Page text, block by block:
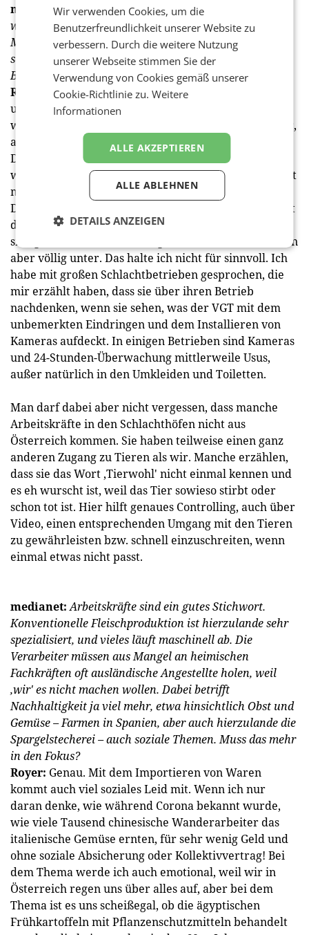
medianet:Das Siegel ist aber auch deshalb umstritten,
weil der Verein gegen Tierfabriken (VGT) in den letzten
Monaten und Jahren einige, ich kann es nicht anders
sagen, Grauslichkeiten aufgedeckt hat – auch bei AMA-
Betrieben. Helfen oder schaden diese Aufdeckungen?
Royer:
Wir wissen alle, wie schnell man fahren darf,
und dass auf der Autobahn Tempo 130 kontrolliert
wird. Dennoch fahren Menschen manchmal schneller,
auch viel zu schnell. So ist das auch bei den Höfen.
Dass Gesetzesverstöße aufgedeckt und geahndet
werden, ist wichtig, die Art Weise, wie das passiert, ist
meiner Meinung nach aber nicht immer zielführend.
Denn schwarze Schafe gibt es immer, aber 99 Prozent
der Bauern arbeiten sehr sorgfältig und kümmern
sich gut um ihre Tiere – die gehen in diesen Skandalen
aber völlig unter. Das halte ich nicht für sinnvoll. Ich
habe mit großen Schlacht­betrieben gesprochen, die
mir erzählt haben, dass sie über ­ihren Betrieb
nachdenken, wenn sie sehen, was der VGT mit dem
unbemerkten Eindringen und dem Installieren von
Kameras aufdeckt. In einigen Betrieben sind Kameras
und 24-Stunden-Überwachung mittlerweile Usus,
außer natürlich in den Umkleiden und Toiletten.
Man darf dabei aber nicht vergessen, dass manche
Arbeitskräfte in den Schlachthöfen nicht aus
Österreich kommen. Sie haben teilweise einen ganz
anderen Zugang zu Tieren als wir. Manche erzählen,
dass sie das Wort ‚Tierwohl' nicht einmal kennen und
es eh wurscht ist, weil das Tier sowieso stirbt oder
schon tot ist. Hier hilft genaues Controlling, auch über
Video, einen entsprechenden Umgang mit den Tieren
zu gewähr­leisten bzw. schnell einzuschreiten, wenn
einmal etwas nicht passt.
medianet:Arbeitskräfte sind ein gutes Stichwort.
Konventionelle Fleischproduktion ist hierzulande sehr
spezialisiert, und vieles läuft maschinell ab. Die
Verarbeiter müssen aus Mangel an heimischen
Fachkräften oft ausländische Angestellte holen, weil
‚wir' es nicht machen wollen. Dabei betrifft
Nachhaltigkeit ja viel mehr, etwa hinsichtlich Obst und
Gemüse – Farmen in Spanien, aber auch hierzulande die
Spargelstecherei – auch soziale Themen. Muss das mehr
in den Fokus?
Royer: Genau. Mit dem Importieren von Waren
kommt auch viel soziales Leid mit. Wenn ich nur
daran denke, wie während Corona bekannt wurde,
wie viele Tausend chinesische Wanderarbeiter das
italienische Gemüse ernten, für sehr wenig Geld und
ohne soziale Absicherung oder Kollektivvertrag! Bei
dem Thema werde ich auch emotional, weil wir in
Österreich regen uns über alles auf, aber bei dem
Thema ist es uns scheißegal, ob die ägyptischen
Frühkartoffeln mit Pflanzenschutzmitteln behandelt
Wir verwenden Cookies, um die
Benutzerfreundlichkeit unserer Website zu
verbessern. Durch die weitere Nutzung
unserer Webseite stimmen Sie der
Verwendung von Cookies gemäß unserer
Cookie-Richtlinie zu.Weitere
Informationen
ALLE AKZEPTIEREN
ALLE ABLEHNEN
DETAILS ANZEIGEN